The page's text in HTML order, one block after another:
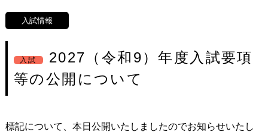
入試情報
入試
2027（令和9）年度入試要項
等の公開について
標記について、本日公開いたしましたのでお知らせいたし